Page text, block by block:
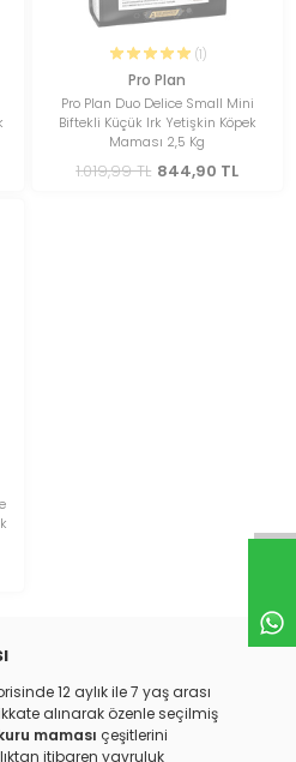
(1)
Pro Plan
Pro Plan Duo Delice Small Mini
Biftekli Küçük Irk Yetişkin Köpek
Maması 2,5 Kg
1.019,99 TL 844,90 TL
12 aylık ile 7 yaş arası
alınarak özenle seçilmiş
maması çeşitlerini
itibaren yavruluk